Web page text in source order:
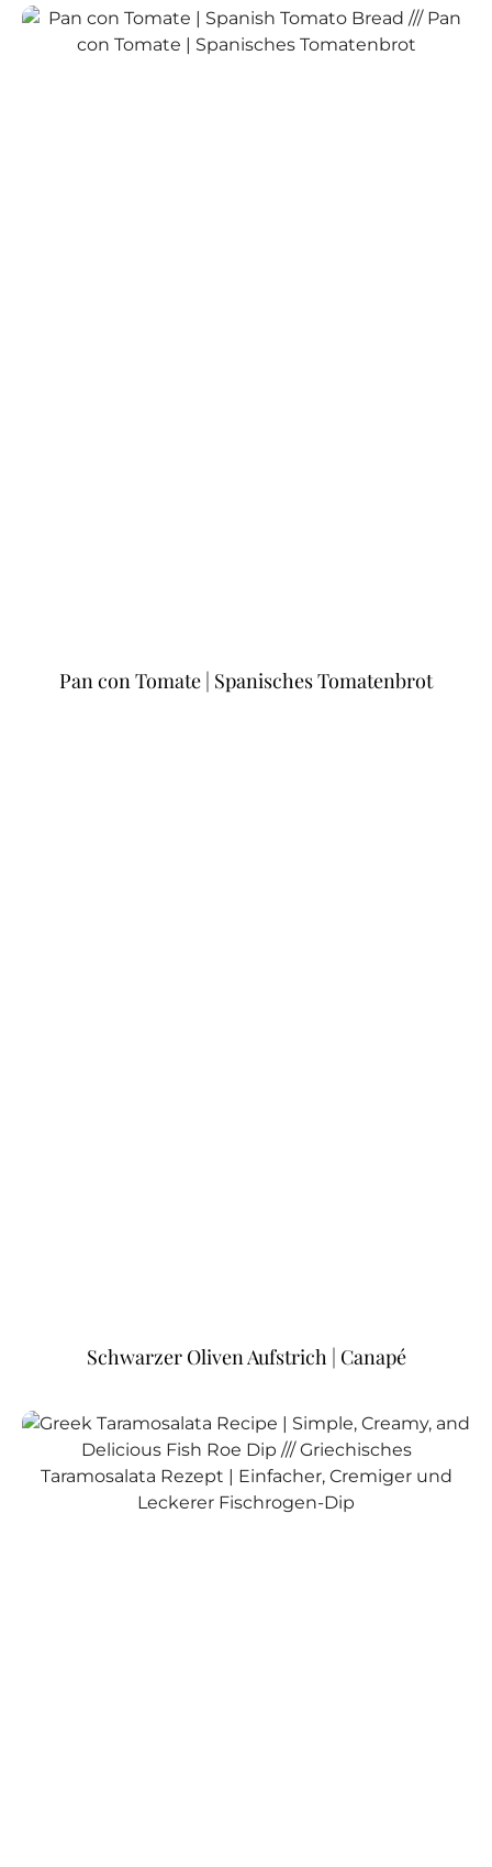
Pan con Tomate | Spanisches Tomatenbrot
Schwarzer Oliven Aufstrich | Canapé